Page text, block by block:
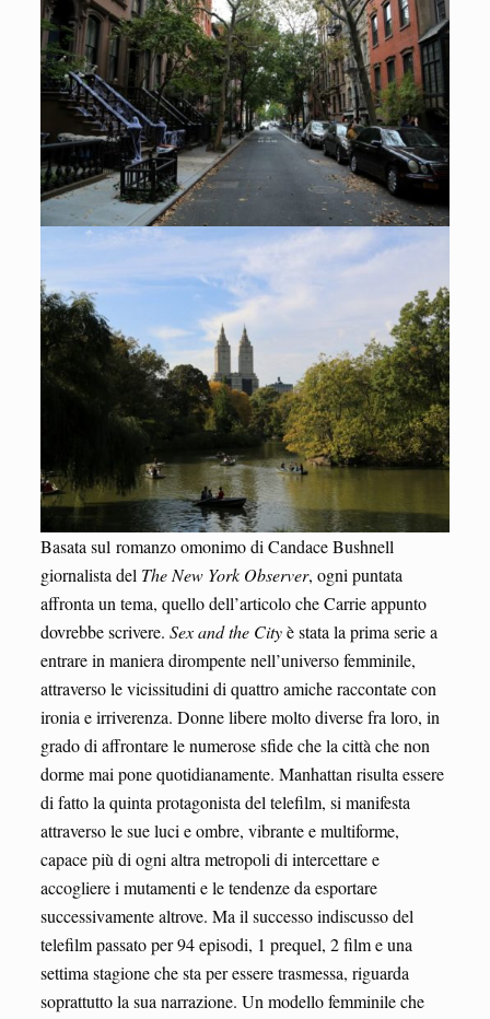
Basata sul romanzo omonimo di Candace Bushnell
giornalista del The New York Observer, ogni puntata
affronta un tema, quello dell’articolo che Carrie appunto
dovrebbe scrivere. Sex and the Cityè stata la prima serie a
entrare in maniera dirompente nell’universo femminile,
attraverso le vicissitudini di quattro amiche raccontate con
ironia e irriverenza. Donne libere molto diverse fra loro, in
grado di affrontare le numerose sfide che la città che non
dorme mai pone quotidianamente. Manhattan risulta essere
di fatto la quinta protagonista del telefilm, si manifesta
attraverso le sue luci e ombre, vibrante e multiforme,
capace più di ogni altra metropoli di intercettare e
accogliere i mutamenti e le tendenze da esportare
successivamente altrove. Ma il successo indiscusso del
telefilm passato per 94 episodi, 1 prequel, 2 film e una
settima stagione che sta per essere trasmessa, riguarda
soprattutto la sua narrazione. Un modello femminile che